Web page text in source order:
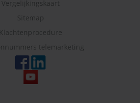
Vergelijkingskaart
Sitemap
Klachtenprocedure
telemarketing